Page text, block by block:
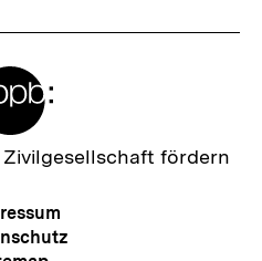
Zivilgesellschaft fördern
Meta-
Navigation